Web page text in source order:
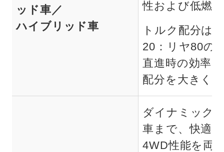
ッド車／
ハイブリッド車
性および低燃
トルク配分は
20：リヤ80の
直進時の効率
配分を大きく
ダイナミック
車まで、快適
4WD性能を両